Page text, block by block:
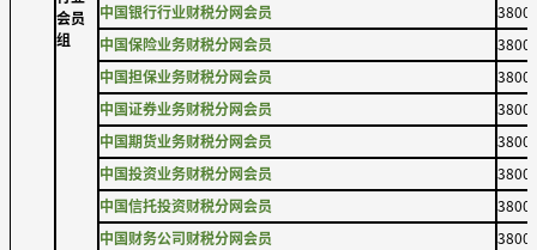
会员
组
中国银行行业财税分网会员
3800
中国保险业务财税分网会员
3800
中国担保业务财税分网会员
3800
中国证券业务财税分网会员
3800
中国期货业务财税分网会员
3800
中国投资业务财税分网会员
3800
中国信托投资财税分网会员
3800
中国财务公司财税分网会员
3800